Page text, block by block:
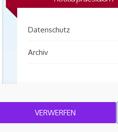
VERWERFEN
Datenschutz
Archiv